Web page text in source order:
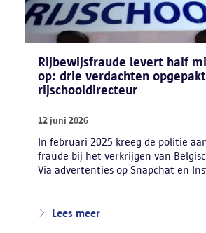
Rijbewijsfraude levert half
op: drie verdachten
rijschooldirecteur
12 juni 2026
In februari 2025 kreeg de politie
fraude bij het verkrijgen van
Via advertenties op Snapchat en
aan. Daarnaast maakten zij reclame
Lees meer